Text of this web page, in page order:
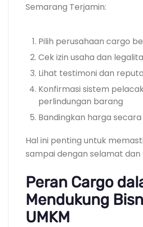
Semarang Terjamin:
Pilih perusahaan cargo
Cek izin usaha dan
Lihat testimoni dan
Konfirmasi sistem
perlindungan barang
Bandingkan harga
Hal ini penting untuk
sampai dengan selamat dan
Peran Cargo
Mendukung
UMKM